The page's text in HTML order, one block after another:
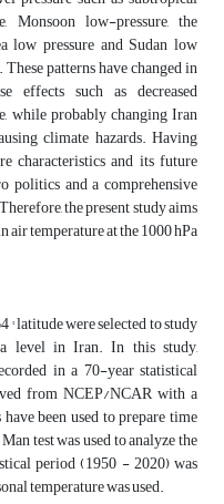
Monsoon low-pressure, the
low pressure and Sudan low
patterns have changed in
effects such as decreased
while probably changing Iran
climate hazards. Having
characteristics and its future
politics and a comprehensive
the present study aims
air temperature at the 1000 hPa
° latitude were selected to study
level in Iran. In this study,
in a 70-year statistical
from NCEP/NCAR with a
been used to prepare time
test was used to analyze the
period (1950 - 2020) was
temperature was used.